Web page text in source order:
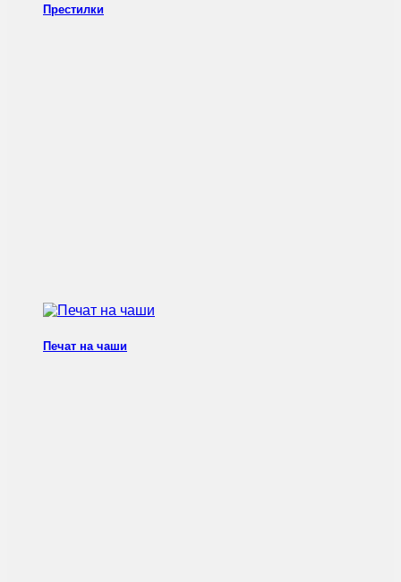
Престилки
Печат на чаши